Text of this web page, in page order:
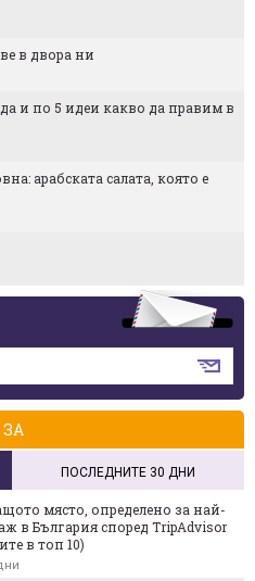
в двора ни
и по 5 идеи какво да правим в
арабската салата, която е
ПОСЛЕДНИТЕ 30 ДНИ
място, определено за най-
в България според TripAdvisor
в топ 10)